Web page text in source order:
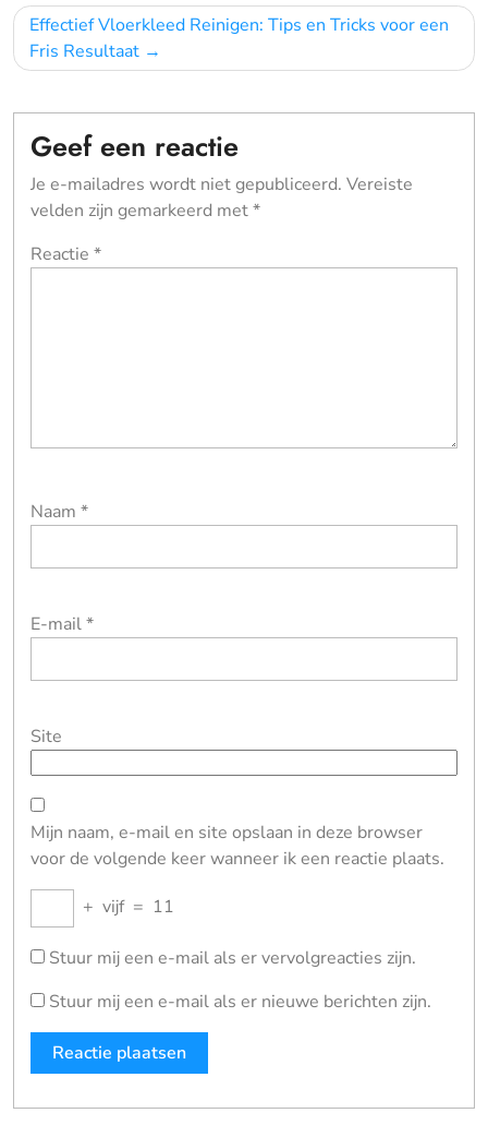
Effectief Vloerkleed Reinigen: Tips en Tricks voor een
Fris Resultaat
Geef een reactie
Je e-mailadres wordt niet gepubliceerd. Vereiste
velden zijn gemarkeerd met*
Reactie *
Naam *
E-mail*
Site
Mijn naam, e-mail en site opslaan in deze browser
voor de volgende keer wanneer ik een reactie plaats.
+ vijf = 11
Stuur mij een e-mail als er vervolgreacties zijn.
Stuur mij een e-mail als er nieuwe berichten zijn.